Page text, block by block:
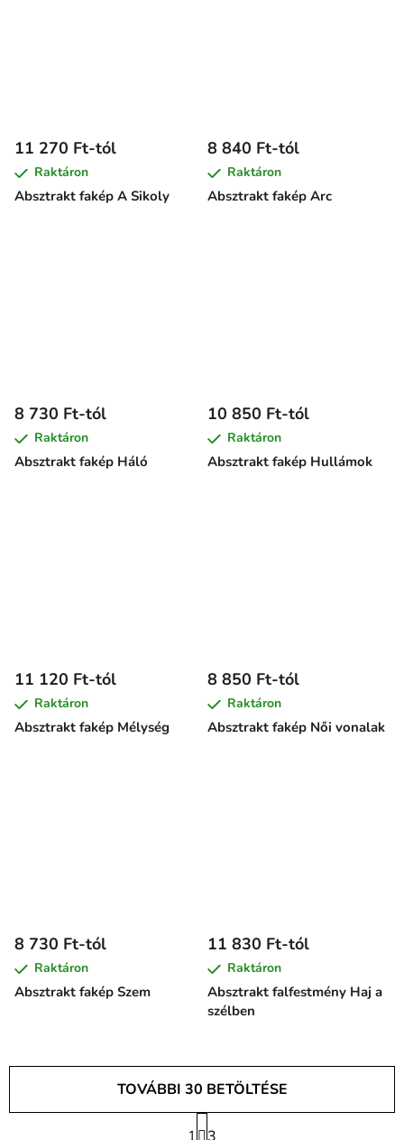
Absztrakt fakép A Sikoly
11 270 Ft-tól
Raktáron
Absztrakt fakép Arc
8 840 Ft-tól
Raktáron
Absztrakt fakép Háló
8 730 Ft-tól
Raktáron
Absztrakt fakép Hullámok
10 850 Ft-tól
Raktáron
Absztrakt fakép Mélység
11 120 Ft-tól
Raktáron
Absztrakt fakép Női vonalak
8 850 Ft-tól
Raktáron
Absztrakt fakép Szem
8 730 Ft-tól
Raktáron
Absztrakt falfestmény Haj a
szélben
11 830 Ft-tól
Raktáron
TOVÁBBI 30 BETÖLTÉSE
L